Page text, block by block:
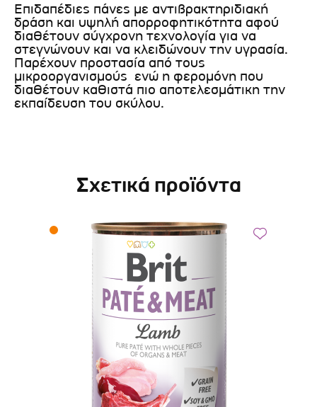
Επιδαπέδιες πάνες με αντιβρακτηριδιακή
δράση και υψηλή απορροφητικότητα αφού
διαθέτουν σύγχρονη τεχνολογία για να
στεγνώνουν και να κλειδώνουν την υγρασία.
Παρέχουν προστασία από τους
μικροοργανισμούς ενώ η φερομόνη που
διαθέτουν καθιστά πιο αποτελεσμάτικη την
εκπαίδευση του σκύλου.
Σχετικά προϊόντα